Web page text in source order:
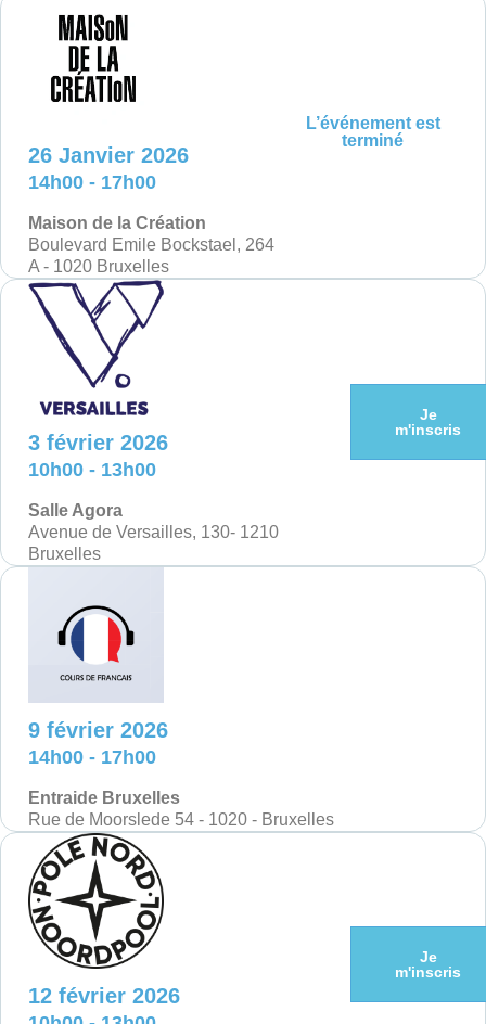
26 Janvier 2026
14h00 - 17h00
Maison de la Création
Boulevard Emile Bockstael, 264
A - 1020 Bruxelles
L’événement est
terminé
3 février 2026
10h00 - 13h00
Salle Agora
Avenue de Versailles, 130- 1210
Bruxelles
Je
m'inscris
9 février 2026
14h00 - 17h00
Entraide Bruxelles
Rue de Moorslede 54 - 1020 - Bruxelles
12 février 2026
Je
m'inscris